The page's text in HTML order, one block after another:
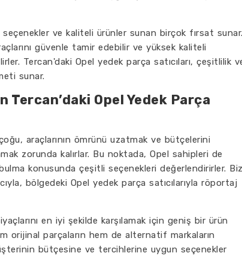
ve kaliteli ürünler sunan birçok fırsat
güvenle tamir edebilir ve yüksek kaliteli
Tercan'daki Opel yedek parça satıcıları, çeşitlilik
sunar.
Tercan’daki Opel Yedek Parça
araçlarının ömrünü uzatmak ve bütçelerini
zorunda kalırlar. Bu noktada, Opel sahipleri de
konusunda çeşitli seçenekleri değerlendirirler.
bölgedeki Opel yedek parça satıcılarıyla röportaj
en iyi şekilde karşılamak için geniş bir ürün
orijinal parçaların hem de alternatif markaların
bütçesine ve tercihlerine uygun seçenekler